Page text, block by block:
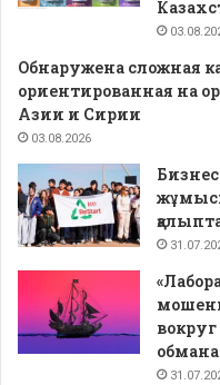
Обнаружена сложная
ориентированная на
Азии и Сирии
03.08.2026